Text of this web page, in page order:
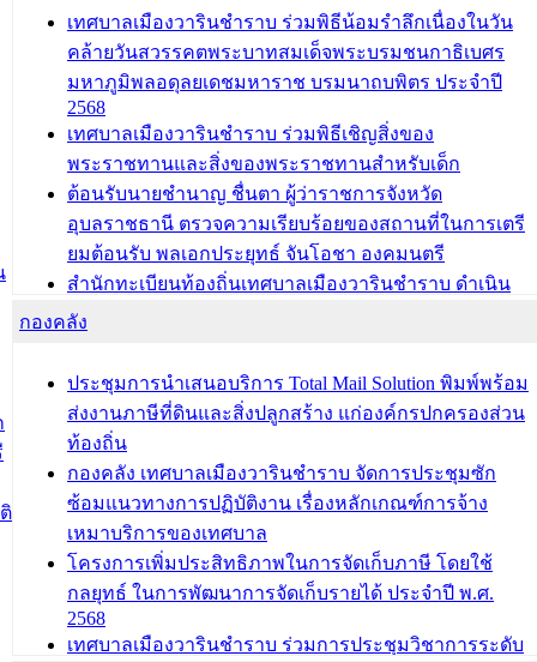
เทศบาลเมืองวารินชำราบ ร่วมพิธีน้อมรำลึกเนื่องในวัน
คล้ายวันสวรรคตพระบาทสมเด็จพระบรมชนกาธิเบศร
มหาภูมิพลอดุลยเดชมหาราช บรมนาถบพิตร ประจำปี
2568
เทศบาลเมืองวารินชำราบ ร่วมพิธีเชิญสิ่งของ
พระราชทานและสิ่งของพระราชทานสำหรับเด็ก
ต้อนรับนายชำนาญ ชื่นตา ผู้ว่าราชการจังหวัด
อุบลราชธานี ตรวจความเรียบร้อยของสถานที่ในการเตรี
ยมต้อนรับ พลเอกประยุทธ์ จันโอชา องคมนตรี
สำนักทะเบียนท้องถิ่นเทศบาลเมืองวารินชำราบ ดำเนิน
การมอบทะเบียนบ้าน ทร.14 และบัตรประจำตัวประชาชน
บ้าน (ท.ร.14) กรณีคนไม่มีสัญชาติไทยได้รับอนุญาตให้มี
ถิ่นที่อยู่
ประชุมคณะกรรมการประเมินผลการควบคุมภายในของ
สำนัก/กอง/โรงเรียน/ศูนย์พัฒนาเด็กเล็ก/สถานธนานุบาล
บทความ อื่นๆ ...
กองคลัง
ประชุมการนำเสนอบริการ Total Mail Solution พิมพ์พร้อม
ส่งงานภาษีที่ดินและสิ่งปลูกสร้าง แก่องค์กรปกครองส่วน
ท้องถิ่น
กองคลัง เทศบาลเมืองวารินชำราบ จัดการประชุมซัก
ซ้อมแนวทางการปฏิบัติงาน เรื่องหลักเกณฑ์การจ้าง
เหมาบริการของเทศบาล
โครงการเพิ่มประสิทธิภาพในการจัดเก็บภาษี โดยใช้
กลยุทธ์ ในการพัฒนาการจัดเก็บรายได้ ประจำปี พ.ศ.
2568
เทศบาลเมืองวารินชำราบ ร่วมการประชุมวิชาการระดับ